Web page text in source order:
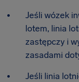
Jeśli wózek
lotem, linia
zastępczy i
zasadami
Jeśli linia